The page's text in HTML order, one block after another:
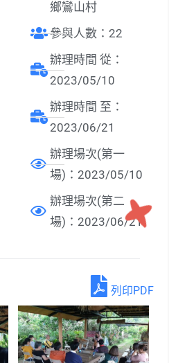
鄉鸞山村
參與人數：22
辦理時間 從：
2023/05/10
辦理時間 至：
2023/06/21
辦理場次(第一
場)：2023/05/10
辦理場次(第二
場)：2023/06/21
列印PDF